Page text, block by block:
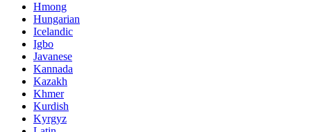
Hmong
Hungarian
Icelandic
Igbo
Javanese
Kannada
Kazakh
Khmer
Kurdish
Kyrgyz